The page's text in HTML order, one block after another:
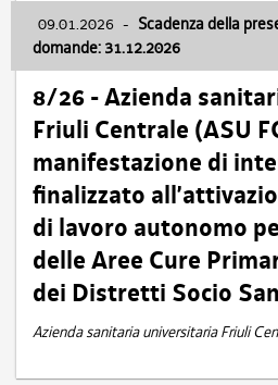
09.01.2026 - Scadenza della
domande: 31.12.2026
8/26 - Azienda
Friuli Centrale (ASU
manifestazione di
finalizzato
di lavoro autonomo
delle Aree Cure
dei Distretti Socio
Azienda sanitaria universitaria Friuli